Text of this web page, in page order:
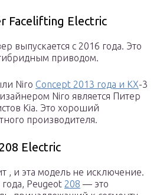
Facelifting Electric
выпускается с 2016 года. Это
приводом.
Niro Concept 2013 года и KX-3
Niro является Питер
Kia. Это хороший
производителя.
Electric
, и эта модель не исключение.
Peugeot 208 — это